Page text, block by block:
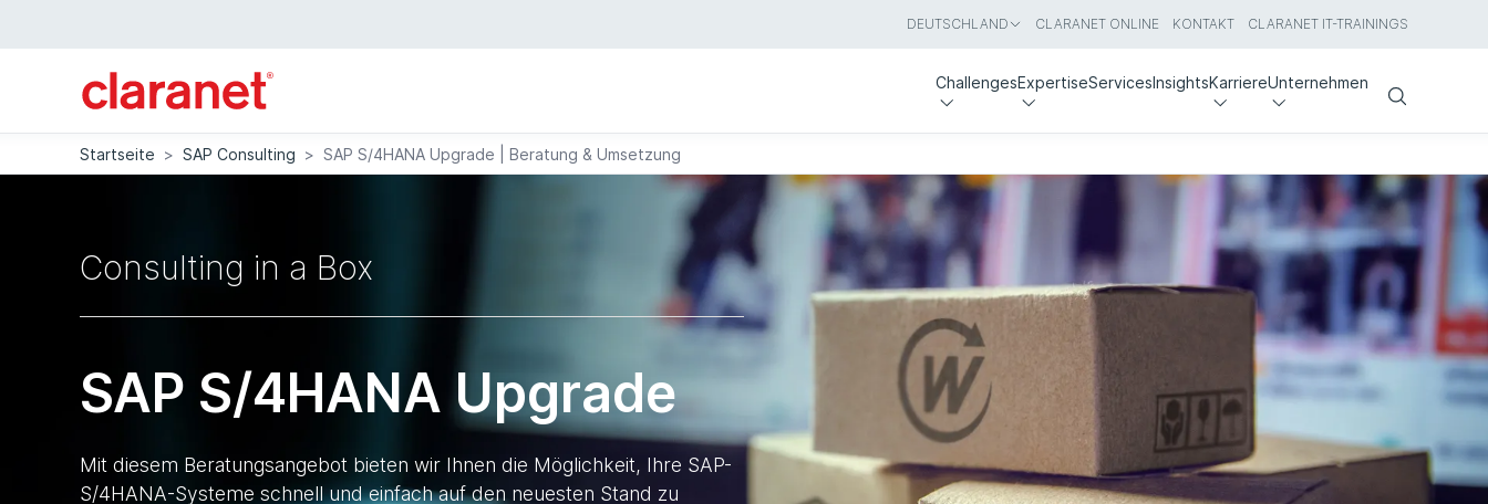
DEUTSCHLAND CLARANET ONLINE KONTAKT CLARANET IT-TRAININGS
ChallengesExpertiseServicesInsightsKarriereUnternehmen
Search
Startseite > SAP Consulting > SAP S/4HANA Upgrade | Beratung & Umsetzung
Consulting in a Box
SAP S/4HANA Upgrade
Mit diesem Beratungsangebot bieten wir Ihnen die Möglichkeit, Ihre SAP-
S/4HANA-Systeme schnell und einfach auf den neuesten Stand zu